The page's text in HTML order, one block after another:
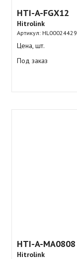
HTI-A-FGX12
Hitrolink
Артикул: HL00024429
Цена, шт.
Под заказ
HTI-A-MA0808
Hitrolink